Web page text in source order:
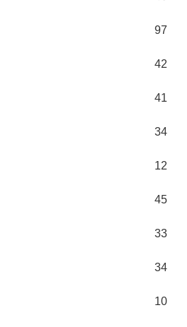
97
42
41
34
12
45
33
34
10